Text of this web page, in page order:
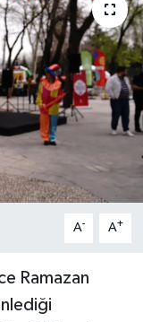
A- A+
Ramazan